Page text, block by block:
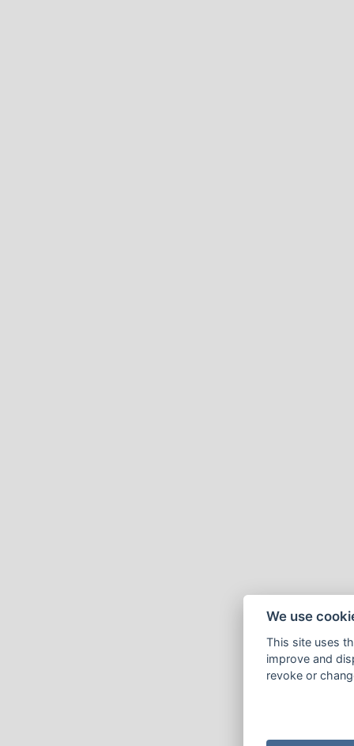
We use
This site uses
improve and
revoke or